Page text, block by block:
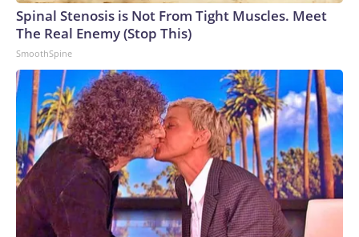
salud casi siempre favorecen a los demócratas, la seguridad
nacional y la defensa del país son casi siempre temas
emblemáticos del Partido Republicano, y de manera muy
desigual.Eso siguió siendo cierto incluso cuando Bush lanzó
guerras en Medio Oriente que con el tiempo se volvieron
bastante impopulares.Sin embargo, parece que Trump
manejó tan mal la guerra con Irán que, de repente, los
estadounidenses ven a los demócratas en igualdad de
condiciones con el Partido Republicano, incluso en temas
que tradicionalmente son terreno de los republicanos.The-
CNN-Wire™ & © 2026 Cable News Network, Inc., a Warner
Bros. Discovery Company. All rights reserved.
Spinal Stenosis is Not From Tight Muscles. Meet
The Real Enemy (Stop This)
SmoothSpine